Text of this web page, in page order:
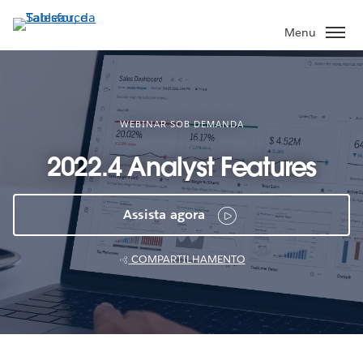
Pular
para
o
Menu
WEBINAR SOB DEMANDA
2022.4 Analyst Features
Assista agora
COMPARTILHAMENTO